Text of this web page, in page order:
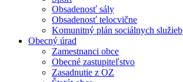
Obsadenosť sály
Obsadenosť telocvične
Komunitný plán sociálnych služieb
Obecný úrad
Zamestnanci obce
Obecné zastupiteľstvo
Zasadnutie z OZ